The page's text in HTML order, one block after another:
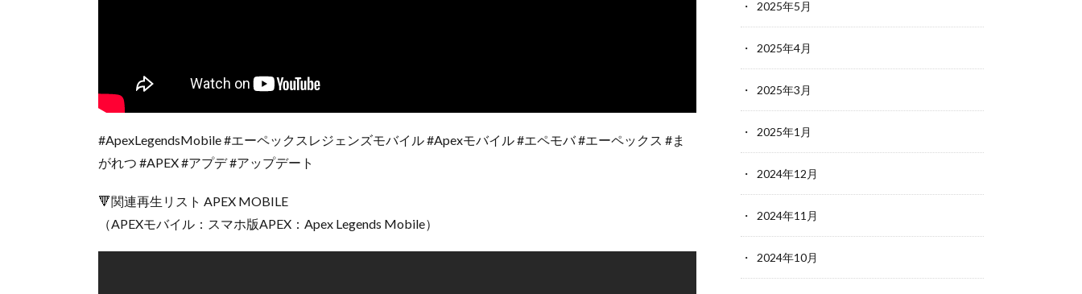
#ApexLegendsMobile #エーペックスレジェンズモバイル #Apexモバイル #エペモバ #エーペックス #ま
がれつ #APEX #アプデ #アップデート
🔻関連再生リスト APEX MOBILE
（APEXモバイル：スマホ版APEX：Apex Legends Mobile）
2025年5月
2025年4月
2025年3月
2025年1月
2024年12月
2024年11月
2024年10月